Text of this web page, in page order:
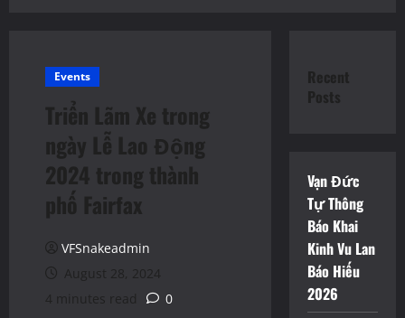
Events
Triển Lãm Xe trong
ngày Lễ Lao Động
2024 trong thành
phố Fairfax
VFSnakeadmin
August 28, 2024
4 minutes read
0
Recent
Posts
Vạn Đức
Tự Thông
Báo Khai
Kinh Vu Lan
Báo Hiếu
2026